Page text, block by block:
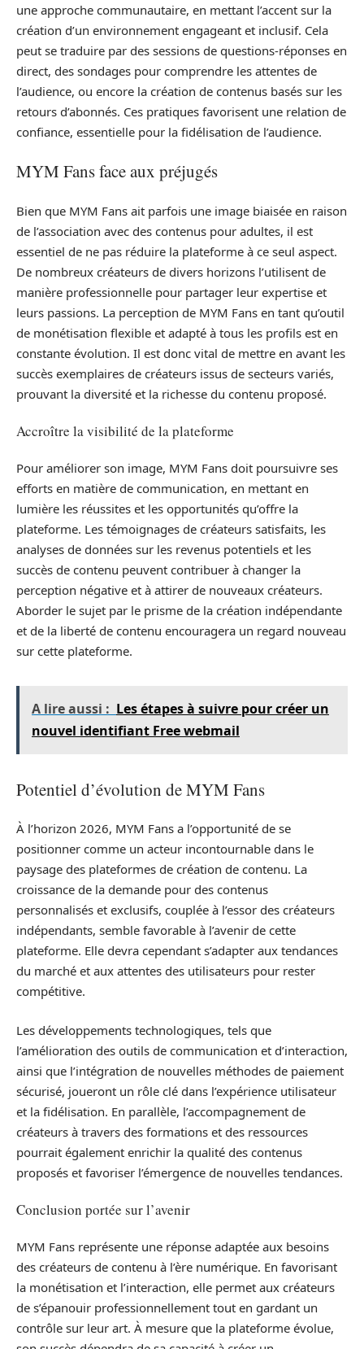
une approche communautaire, en mettant l’accent sur la
création d’un environnement engageant et inclusif. Cela
peut se traduire par des sessions de questions-réponses en
direct, des sondages pour comprendre les attentes de
l’audience, ou encore la création de contenus basés sur les
retours d’abonnés. Ces pratiques favorisent une relation de
confiance, essentielle pour la fidélisation de l’audience.
MYM Fans face aux préjugés
Bien que MYM Fans ait parfois une image biaisée en raison
de l’association avec des contenus pour adultes, il est
essentiel de ne pas réduire la plateforme à ce seul aspect.
De nombreux créateurs de divers horizons l’utilisent de
manière professionnelle pour partager leur expertise et
leurs passions. La perception de MYM Fans en tant qu’outil
de monétisation flexible et adapté à tous les profils est en
constante évolution. Il est donc vital de mettre en avant les
succès exemplaires de créateurs issus de secteurs variés,
prouvant la diversité et la richesse du contenu proposé.
Accroître la visibilité de la plateforme
Pour améliorer son image, MYM Fans doit poursuivre ses
efforts en matière de communication, en mettant en
lumière les réussites et les opportunités qu’offre la
plateforme. Les témoignages de créateurs satisfaits, les
analyses de données sur les revenus potentiels et les
succès de contenu peuvent contribuer à changer la
perception négative et à attirer de nouveaux créateurs.
Aborder le sujet par le prisme de la création indépendante
et de la liberté de contenu encouragera un regard nouveau
sur cette plateforme.
A lire aussi : Les étapes à suivre pour créer un
nouvel identifiant Free webmail
Potentiel d’évolution de MYM Fans
À l’horizon 2026, MYM Fans a l’opportunité de se
positionner comme un acteur incontournable dans le
paysage des plateformes de création de contenu. La
croissance de la demande pour des contenus
personnalisés et exclusifs, couplée à l’essor des créateurs
indépendants, semble favorable à l’avenir de cette
plateforme. Elle devra cependant s’adapter aux tendances
du marché et aux attentes des utilisateurs pour rester
compétitive.
Les développements technologiques, tels que
l’amélioration des outils de communication et d’interaction,
ainsi que l’intégration de nouvelles méthodes de paiement
sécurisé, joueront un rôle clé dans l’expérience utilisateur
et la fidélisation. En parallèle, l’accompagnement de
créateurs à travers des formations et des ressources
pourrait également enrichir la qualité des contenus
proposés et favoriser l’émergence de nouvelles tendances.
Conclusion portée sur l’avenir
MYM Fans représente une réponse adaptée aux besoins
des créateurs de contenu à l’ère numérique. En favorisant
la monétisation et l’interaction, elle permet aux créateurs
de s’épanouir professionnellement tout en gardant un
contrôle sur leur art. À mesure que la plateforme évolue,